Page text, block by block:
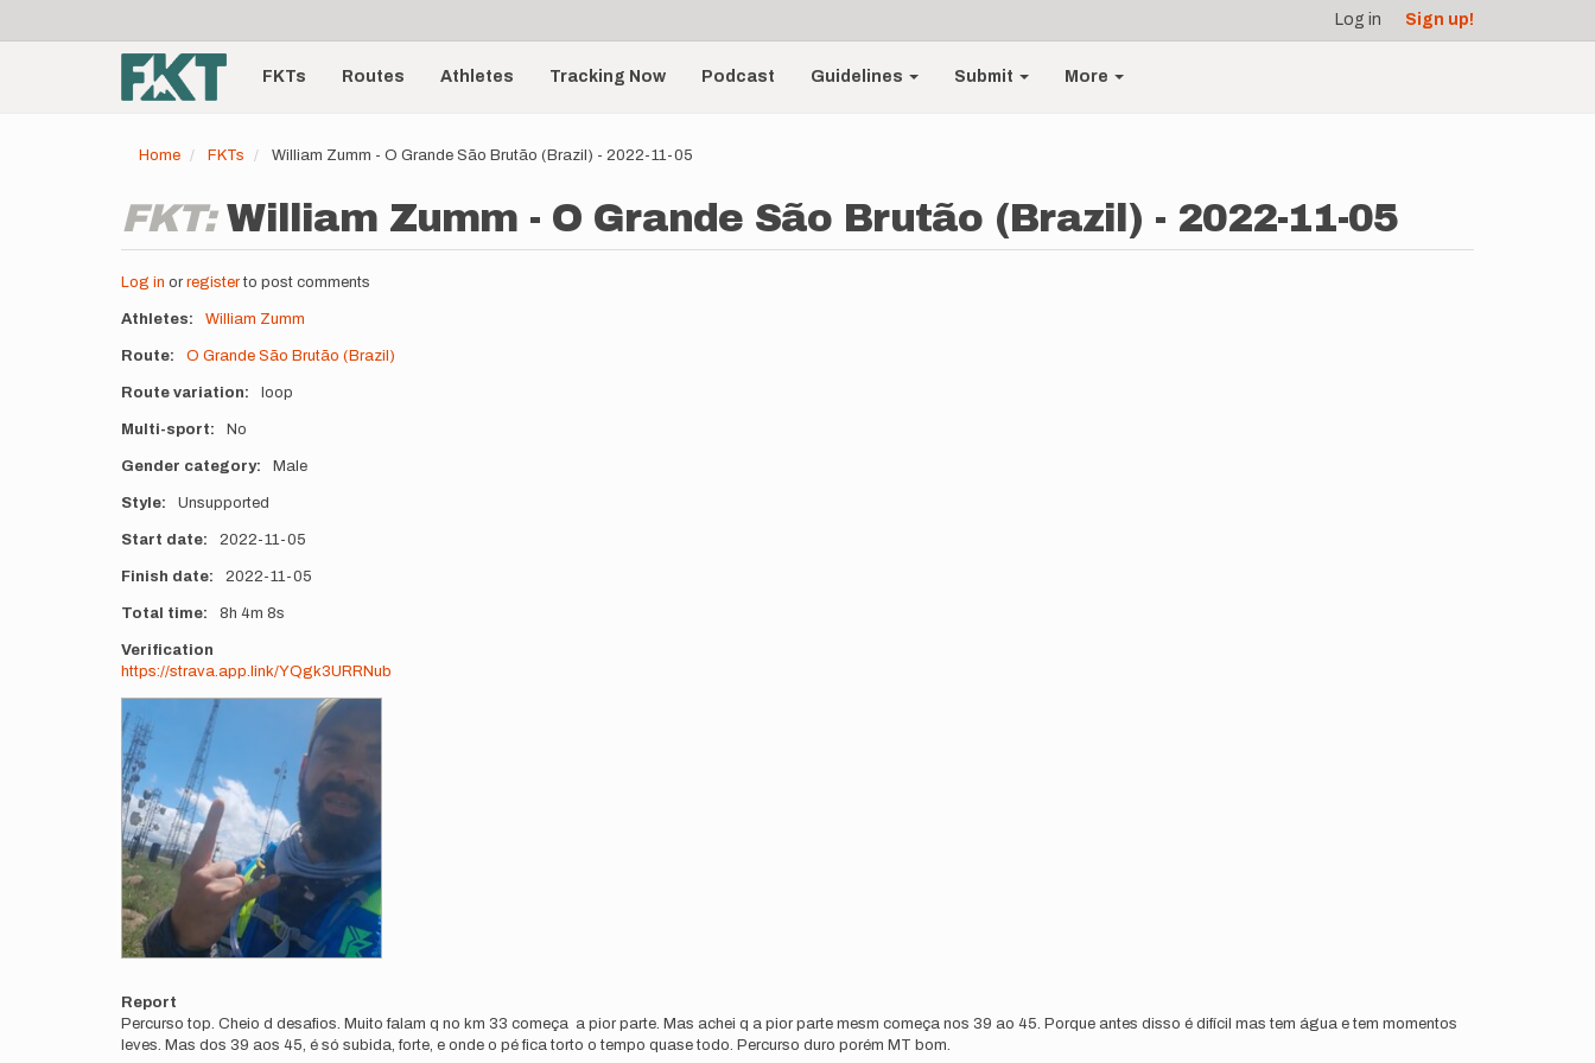
account
menu
Log in Sign up!
Main
navigationFKTs Routes Athletes Tracking Now Podcast Guidelines Submit More
Home FKTs William Zumm - O Grande São Brutão (Brazil) - 2022-11-05
FKT:William Zumm - O Grande São Brutão (Brazil) - 2022-11-05
Log in or registerto post comments
Athletes William Zumm
Route O Grande São Brutão (Brazil)
Route variation loop
Multi-sport No
Gender category Male
Style Unsupported
Start date 2022-11-05
Finish date 2022-11-05
Total time 8h 4m 8s
Verification
https://strava.app.link/YQgk3URRNub
Report
Percurso top. Cheio d desafios. Muito falam q no km 33 começa a pior parte. Mas achei q a pior parte mesm começa nos 39 ao 45. Porque antes disso é difícil mas tem água e tem momentos
leves. Mas dos 39 aos 45, é só subida, forte, e onde o pé fica torto o tempo quase todo. Percurso duro porém MT bom.